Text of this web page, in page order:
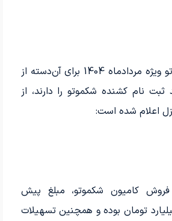
شرایط فروش شکموتو ویژه مردادماه 1404 برای آن‌دسته از
نام کشنده شکموتو را دارند، از
اعلام شده است:
کامیون شکموتو، مبلغ پیش
معادل 2 میلیارد تومان بوده و همچنین تسهیلات